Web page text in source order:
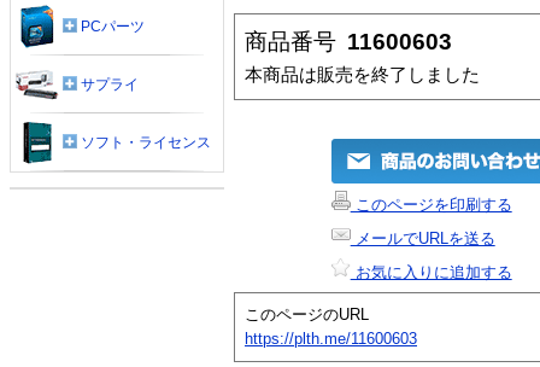
商品番号 11600603
本商品は販売を終了しました
このページを印刷する
メールでURLを送る
お気に入りに追加する
このページのURL
https://plth.me/11600603
PCパーツ
サプライ
ソフト・ライセンス